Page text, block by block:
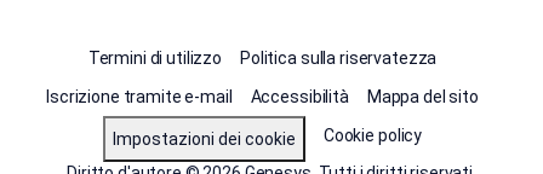
Termini di utilizzo
Politica sulla riservatezza
Iscrizione tramite e-mail
Accessibilità Mappa del sito
Impostazioni dei cookie
Cookie policy